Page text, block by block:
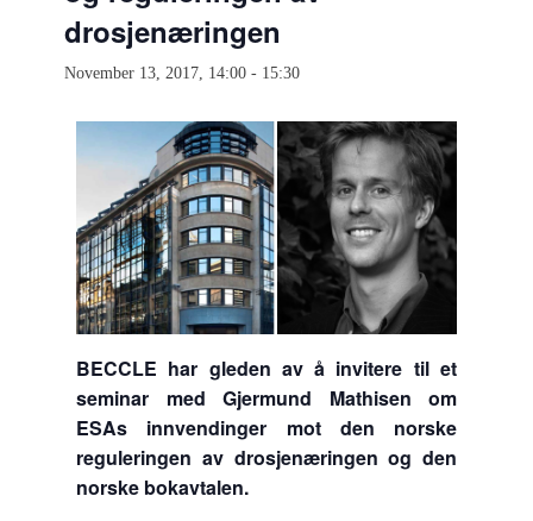
drosjenæringen
November 13, 2017, 14:00 - 15:30
BECCLE har gleden av å invitere til et
seminar med Gjermund Mathisen om
ESAs innvendinger mot den norske
reguleringen av drosjenæringen og den
norske bokavtalen.